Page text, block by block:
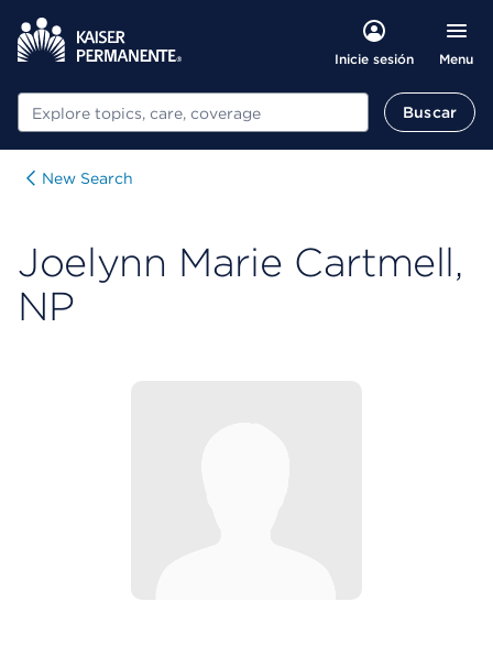
Inicie sesión Menu
Buscar Buscar
New Search
Joelynn Marie Cartmell,
NP